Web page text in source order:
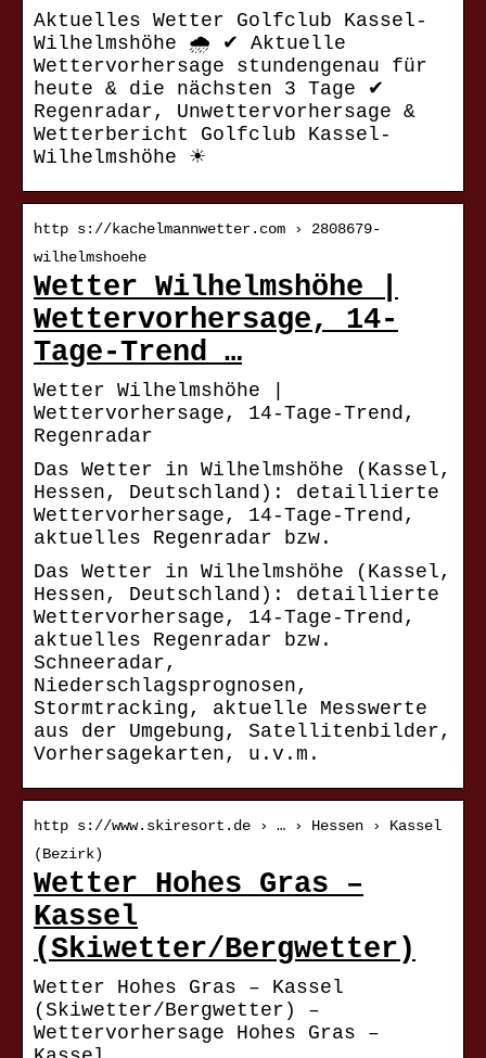
Aktuelles Wetter Golfclub Kassel-
Wilhelmshöhe 🌧️ ✔ Aktuelle
Wettervorhersage stundengenau für
heute & die nächsten 3 Tage ✔
Regenradar, Unwettervorhersage &
Wetterbericht Golfclub Kassel-
Wilhelmshöhe ☀
http s://kachelmannwetter.com › 2808679-
wilhelmshoehe
Wetter Wilhelmshöhe |
Wettervorhersage, 14-
Tage-Trend …
Wetter Wilhelmshöhe |
Wettervorhersage, 14-Tage-Trend,
Regenradar
Das Wetter in Wilhelmshöhe (Kassel,
Hessen, Deutschland): detaillierte
Wettervorhersage, 14-Tage-Trend,
aktuelles Regenradar bzw.
Das Wetter in Wilhelmshöhe (Kassel,
Hessen, Deutschland): detaillierte
Wettervorhersage, 14-Tage-Trend,
aktuelles Regenradar bzw.
Schneeradar,
Niederschlagsprognosen,
Stormtracking, aktuelle Messwerte
aus der Umgebung, Satellitenbilder,
Vorhersagekarten, u.v.m.
http s://www.skiresort.de › … › Hessen › Kassel
(Bezirk)
Wetter Hohes Gras –
Kassel
(Skiwetter/Bergwetter)
Wetter Hohes Gras – Kassel
(Skiwetter/Bergwetter) –
Wettervorhersage Hohes Gras –